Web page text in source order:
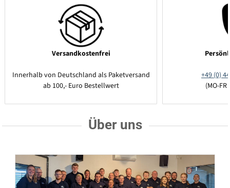
Versandkostenfrei
Innerhalb von Deutschland als Paketversand
ab 100,- Euro Bestellwert
+49 (0)
(MO-
Über uns